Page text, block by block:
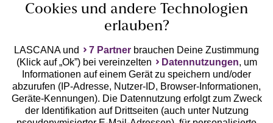
Unsere Apps
Cookies und andere Technologien
erlauben?
LASCANA und 7 Partner brauchen Deine Zustimmung
(Klick auf „Ok”) bei vereinzelten
Datennutzungen, um
Informationen auf einem Gerät zu speichern und/oder
abzurufen (IP-Adresse, Nutzer-ID, Browser-Informationen,
Geräte-Kennungen). Die Datennutzung erfolgt zum Zweck
der Identifikation auf Drittseiten (auch unter Nutzung